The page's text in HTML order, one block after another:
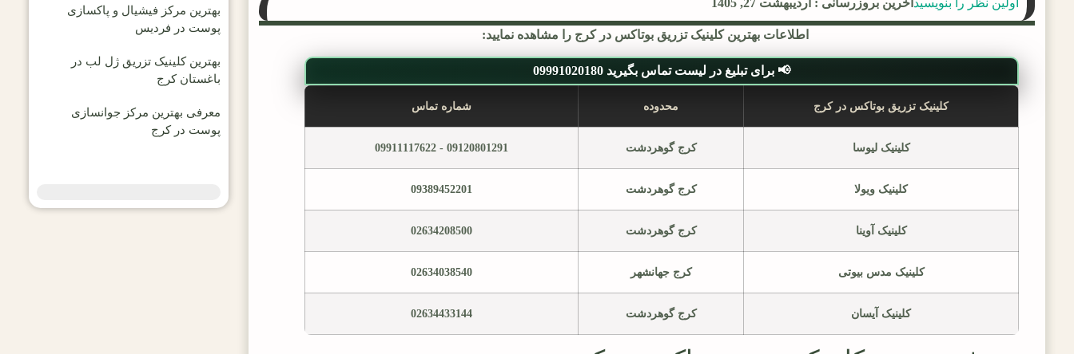
اولین نظر را بنویسید آخرین بروزرسانی : اردیبهشت 27, 1405
اطلاعات بهترین کلینیک تزریق بوتاکس در کرج را مشاهده نمایید:
📢 برای تبلیغ در لیست تماس بگیرید 09991020180
کلینیک تزریق بوتاکس در کرج محدوده شماره تماس
کلینیک لیوسا کرج گوهردشت 09120801291 - 09911117622
کلینیک ویولا کرج گوهردشت 09389452201
کلینیک آوینا کرج گوهردشت 02634208500
کلینیک مدس بیوتی کرج جهانشهر 02634038540
کلینیک آیسان کرج گوهردشت 02634433144
بهترین مرکز فیشیال و پاکسازی
پوست در فردیس
بهترین کلینیک تزریق ژل لب در
باغستان کرج
معرفی بهترین مرکز جوانسازی
پوست در کرج